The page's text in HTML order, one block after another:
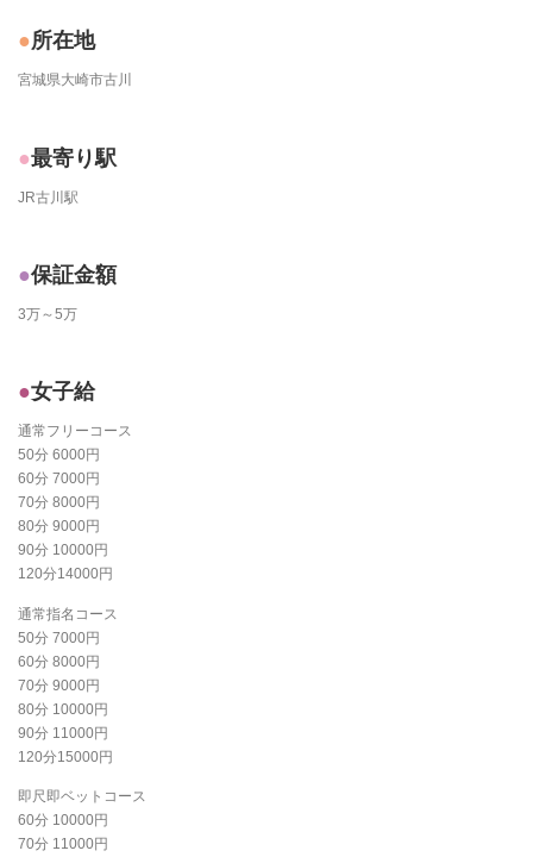
所在地
宮城県大崎市古川
最寄り駅
JR古川駅
保証金額
3万～5万
女子給
通常フリーコース
50分 6000円
60分 7000円
70分 8000円
80分 9000円
90分 10000円
120分14000円
通常指名コース
50分 7000円
60分 8000円
70分 9000円
80分 10000円
90分 11000円
120分15000円
即尺即ベットコース
60分 10000円
70分 11000円